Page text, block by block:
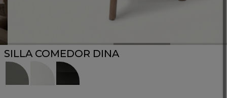
SILLA COMEDOR DINA